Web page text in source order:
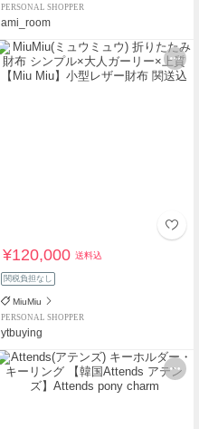
PERSONAL SHOPPER
ami_room
¥120,000送料込
関税負担なし
MiuMiu
PERSONAL SHOPPER
ytbuying